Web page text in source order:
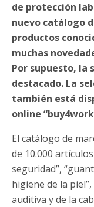
de protección
nuevo catálogo
productos
muchas
Por supuesto, la
destacado. La
también está
online
El catálogo de
de 10.000
seguridad”,
higiene de la
auditiva y de la